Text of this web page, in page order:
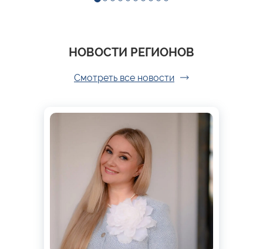
НОВОСТИ РЕГИОНОВ
Смотреть все новости